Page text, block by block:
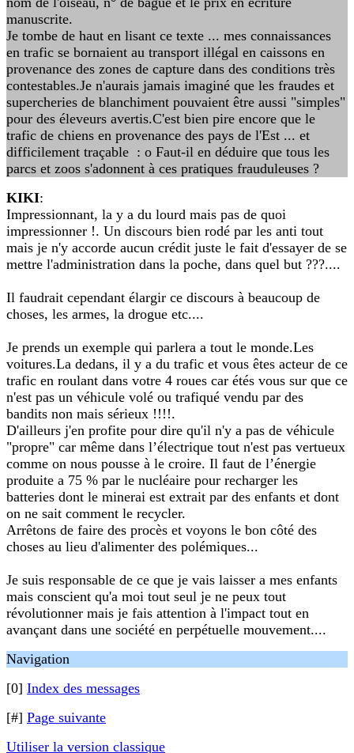
manuscrite.
Je tombe de haut en lisant ce texte ... mes connaissances
en trafic se bornaient au transport illégal en caissons en
provenance des zones de capture dans des conditions très
contestables.Je n'aurais jamais imaginé que les fraudes et
supercheries de blanchiment pouvaient être aussi "simples"
pour des éleveurs avertis.C'est bien pire encore que le
trafic de chiens en provenance des pays de l'Est ... et
difficilement traçable : o Faut-il en déduire que tous les
parcs et zoos s'adonnent à ces pratiques frauduleuses ?
KIKI:
Impressionnant, la y a du lourd mais pas de quoi
impressionner !. Un discours bien rodé par les anti tout
mais je n'y accorde aucun crédit juste le fait d'essayer de se
mettre l'administration dans la poche, dans quel but ???....
Il faudrait cependant élargir ce discours à beaucoup de
choses, les armes, la drogue etc....
Je prends un exemple qui parlera a tout le monde.Les
voitures.La dedans, il y a du trafic et vous êtes acteur de ce
trafic en roulant dans votre 4 roues car étés vous sur que ce
n'est pas un véhicule volé ou trafiqué vendu par des
bandits non mais sérieux !!!!.
D'ailleurs j'en profite pour dire qu'il n'y a pas de véhicule
"propre" car même dans l’électrique tout n'est pas vertueux
comme on nous pousse à le croire. Il faut de l’énergie
produite a 75 % par le nucléaire pour recharger les
batteries dont le minerai est extrait par des enfants et dont
on ne sait comment le recycler.
Arrêtons de faire des procès et voyons le bon côté des
choses au lieu d'alimenter des polémiques...
Je suis responsable de ce que je vais laisser a mes enfants
mais conscient qu'a moi tout seul je ne peux tout
révolutionner mais je fais attention à l'impact tout en
avançant dans une société en perpétuelle mouvement....
Navigation
[0] Index des messages
[#] Page suivante
Utiliser la version classique